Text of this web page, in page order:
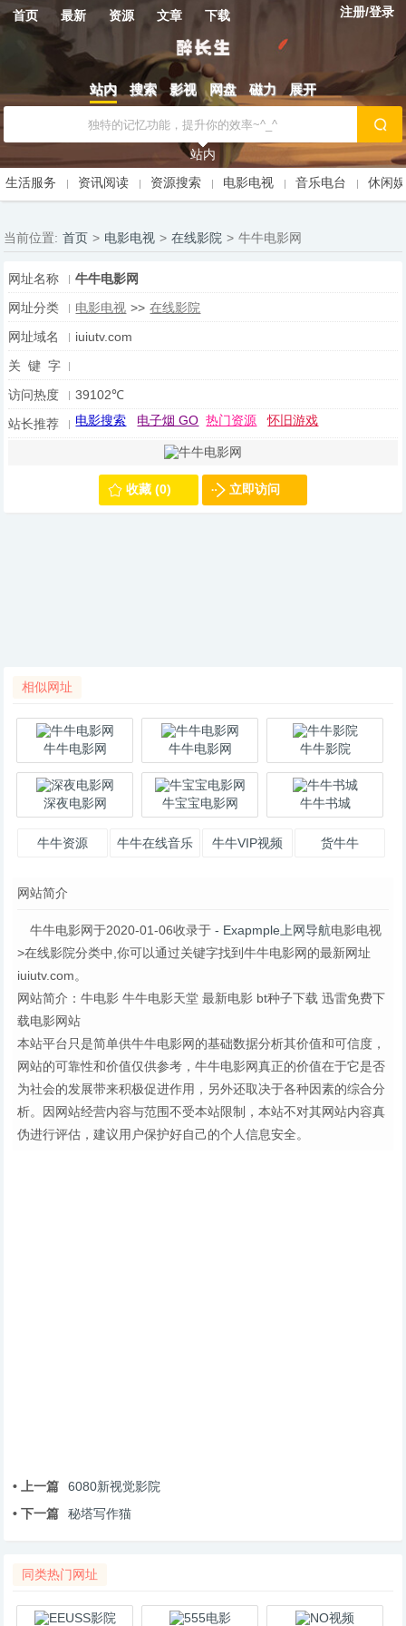
首页 最新 资源 文章 下载 注册/登录
站内 搜索 影视 网盘 磁力 展开
站内
生活服务
资讯阅读 资源搜索 电影电视 音乐电台 休闲
当前位置: 首页 > 电影电视 > 在线影院 > 牛牛电影网
网址名称
牛牛电影网
网址分类
电影电视 >> 在线影院
网址域名
iuiutv.com
关 键 字
访问热度
39102℃
站长推荐
电影搜索 电子烟 GO 热门资源 怀旧游戏
收藏 (0) 立即访问
相似网址
牛牛电影网 牛牛电影网 牛牛影院
深夜电影网 牛宝宝电影网 牛牛书城
牛牛资源 牛牛在线音乐
牛牛VIP视频
货牛牛
网站简介
牛牛电影网于2020-01-06收录于 - Exapmple上网导航电影电视
>在线影院分类中,你可以通过关键字找到牛牛电影网的最新网址
iuiutv.com。
网站简介：牛电影 牛牛电影天堂 最新电影 bt种子下载 迅雷免费下
载电影网站
本站平台只是简单供牛牛电影网的基础数据分析其价值和可信度，
网站的可靠性和价值仅供参考，牛牛电影网真正的价值在于它是否
为社会的发展带来积极促进作用，另外还取决于各种因素的综合分
析。因网站经营内容与范围不受本站限制，本站不对其网站内容真
伪进行评估，建议用户保护好自己的个人信息安全。
• 上一篇
6080新视觉影院
• 下一篇
秘塔写作猫
同类热门网址